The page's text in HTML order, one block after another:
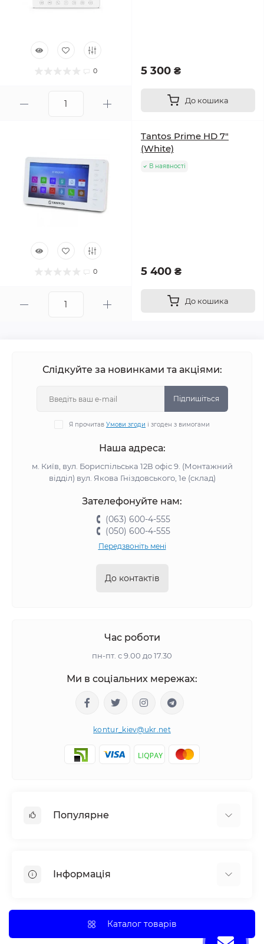
0 5 300 ₴
До кошика
0
Tantos Prime HD 7"
(White)
В наявності
5 400 ₴
До кошика
Слідкуйте за новинками та акціями:
Підпишіться
Я прочитав Умови згоди і згоден з вимогами
Наша адреса:
м. Київ, вул. Бориспільська 12В офіс 9. (Монтажний
відділ) вул. Якова Гніздовського, 1е (склад)
Зателефонуйте нам:
(063) 600-4-555
(050) 600-4-555
Передзвоніть мені
До контактів
Час роботи
пн-пт. с 9.00 до 17.30
Ми в соціальних мережах:
kontur_kiev@ukr.net
Популярне
Інформація
Оплата і доставка
Прайс лист
Каталог товарів